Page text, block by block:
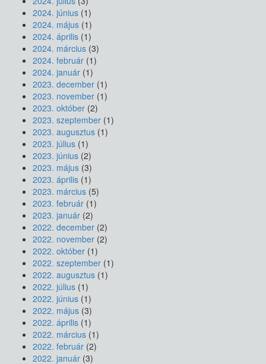
2024. június (1)
2024. május (1)
2024. április (1)
2024. március (3)
2024. február (1)
2024. január (1)
2023. december (1)
2023. november (1)
2023. október (2)
2023. szeptember (1)
2023. augusztus (1)
2023. július (1)
2023. június (2)
2023. május (3)
2023. április (1)
2023. március (5)
2023. február (1)
2023. január (2)
2022. december (2)
2022. november (2)
2022. október (1)
2022. szeptember (1)
2022. augusztus (1)
2022. július (1)
2022. június (1)
2022. május (3)
2022. április (1)
2022. március (1)
2022. február (2)
2022. január (3)